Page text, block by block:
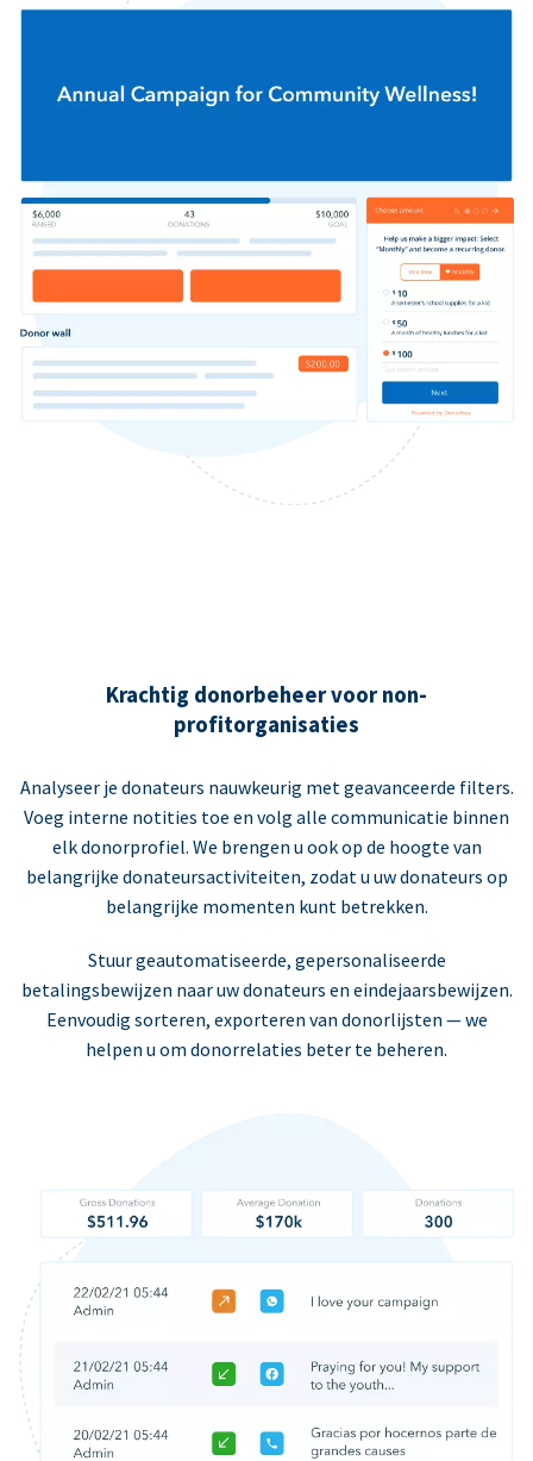
Krachtig donorbeheer voor non-
profitorganisaties
Analyseer je donateurs nauwkeurig met geavanceerde filters.
Voeg interne notities toe en volg alle communicatie binnen
elk donorprofiel. We brengen u ook op de hoogte van
belangrijke donateursactiviteiten, zodat u uw donateurs op
belangrijke momenten kunt betrekken.
Stuur geautomatiseerde, gepersonaliseerde
betalingsbewijzen naar uw donateurs en eindejaarsbewijzen.
Eenvoudig sorteren, exporteren van donorlijsten — we
helpen u om donorrelaties beter te beheren.